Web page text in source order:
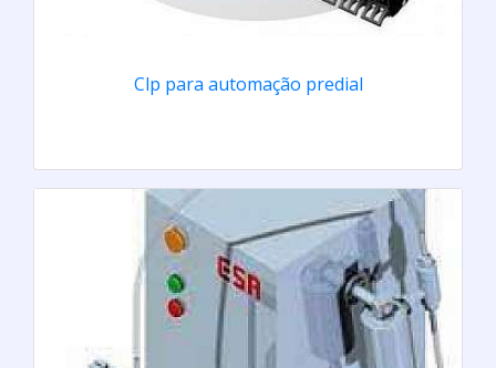
Clp para automação predial